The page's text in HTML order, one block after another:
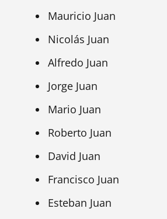
Mauricio Juan
Nicolás Juan
Alfredo Juan
Jorge Juan
Mario Juan
Roberto Juan
David Juan
Francisco Juan
Esteban Juan